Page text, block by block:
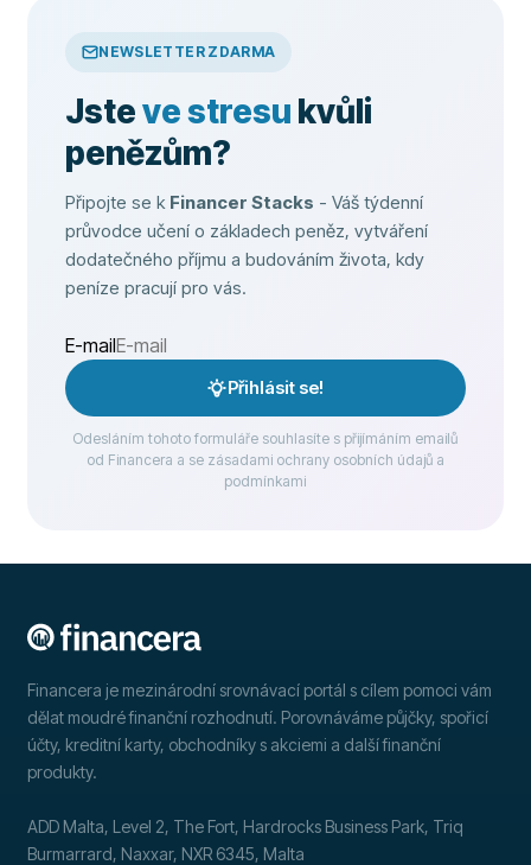
NEWSLETTER ZDARMA
Jsteve stresu kvůli
penězům?
Připojte se k Financer Stacks - Váš týdenní
průvodce učení o základech peněz, vytváření
dodatečného příjmu a budováním života, kdy
peníze pracují pro vás.
E-mail
Přihlásit se!
Odesláním tohoto formuláře souhlasíte s přijímáním emailů
od Financera a se zásadami ochrany osobních údajů a
podmínkami
Financera je mezinárodní srovnávací portál s cílem pomoci vám
dělat moudré finanční rozhodnutí. Porovnáváme půjčky, spořicí
účty, kreditní karty, obchodníky s akciemi a další finanční
produkty.
ADD Malta, Level 2, The Fort, Hardrocks Business Park, Triq
Burmarrard, Naxxar, NXR 6345, Malta